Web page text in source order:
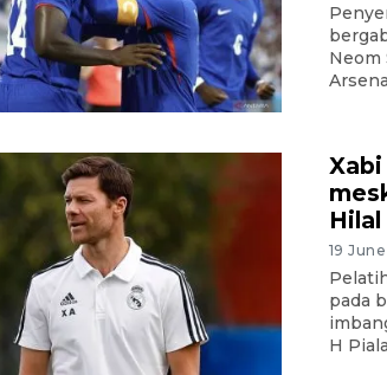
Neom
Hilal
19
pada
H